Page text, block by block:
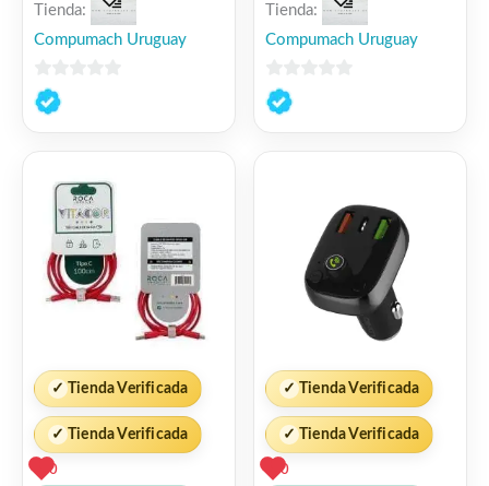
Tienda:
Compumach Uruguay
0
de
Tienda:
Compumach Uruguay
0
de
✓ Tienda Verificada
✓ Tienda Verificada
0
✓ Tienda Verificada
✓ Tienda Verificada
0